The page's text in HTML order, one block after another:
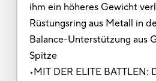
ihm ein höheres Gewicht
Rüstungsring aus Metall in
Balance-Unterstützung aus
Spitze
•MIT DER ELITE BATTLEN: